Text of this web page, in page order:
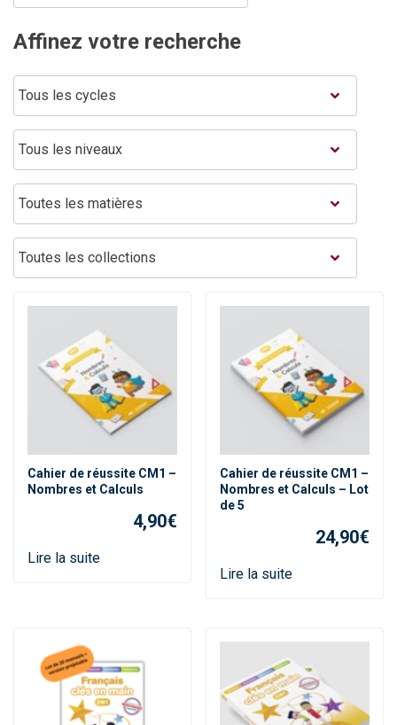
Affinez votre recherche
Cahier de réussite CM1 –
Nombres et Calculs
4,90€
Lire la suite
Cahier de réussite CM1 –
Nombres et Calculs – Lot
de 5
24,90€
Lire la suite